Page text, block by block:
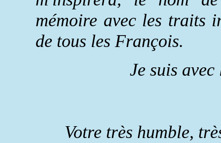
mémoire avec les traits
de tous les François.
Je suis
Votre très humble,